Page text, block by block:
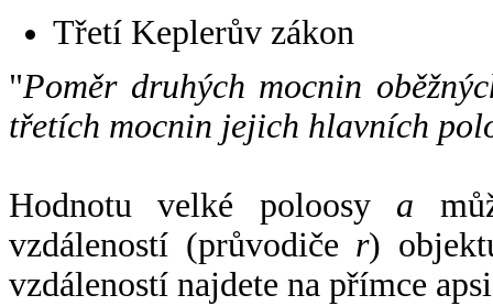
Třetí Keplerův zákon
"Poměr druhých mocnin
třetích mocnin jejich hlavních
Hodnotu velké poloosy a
vzdáleností (průvodiče r)
vzdáleností najdete na přímce